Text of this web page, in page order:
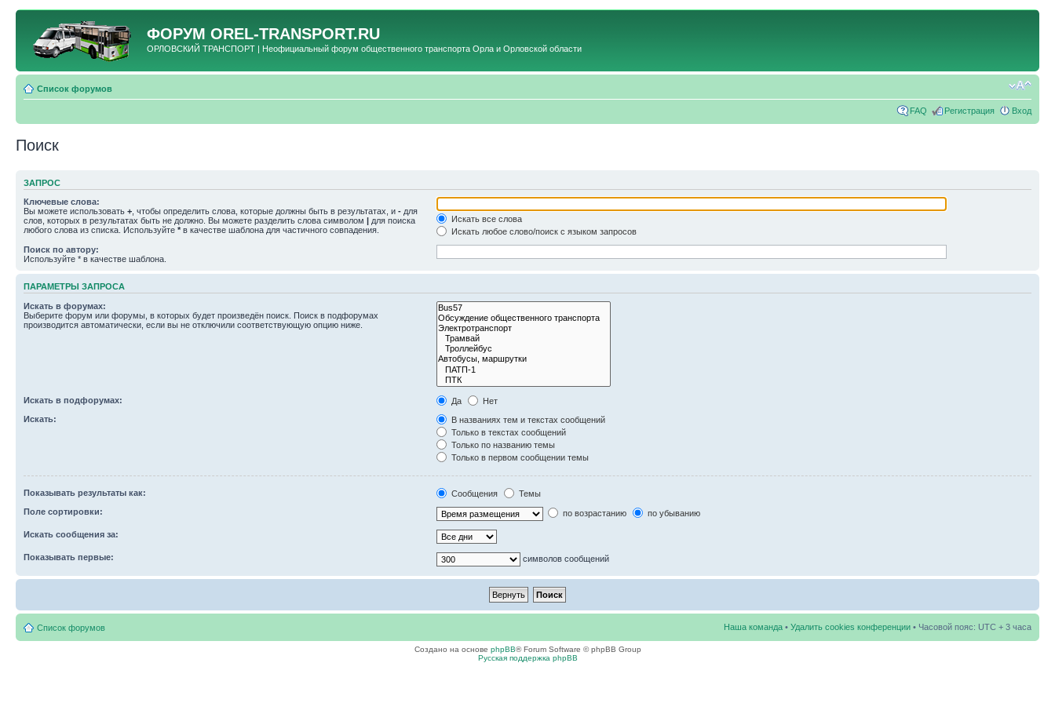
ФОРУМ OREL-TRANSPORT.RU
ОРЛОВСКИЙ ТРАНСПОРТ | Неофициальный форум общественного транспорта Орла и Орловской области
Список форумов
FAQ Регистрация Вход
Поиск
ЗАПРОС
Ключевые слова:
Вы можете использовать + , чтобы определить слова, которые должны быть в результатах, и - для
слов, которых в результатах быть не должно. Вы можете разделить слова символом | для поиска
любого слова из списка. Используйте * в качестве шаблона для частичного совпадения.
Искать все слова
Искать любое слово/поиск с языком запросов
Поиск по автору:
Используйте * в качестве шаблона.
ПАРАМЕТРЫ ЗАПРОСА
Искать в форумах:
Выберите форум или форумы, в которых будет произведён поиск. Поиск в подфорумах
производится автоматически, если вы не отключили соответствующую опцию ниже.
Искать в подфорумах: Да
Нет
Искать:
В названиях тем и текстах сообщений
Только в текстах сообщений
Только по названию темы
Только в первом сообщении темы
Показывать результаты как: Сообщения
Темы
Поле сортировки:
по возрастанию по убыванию
Искать сообщения за:
Показывать первые: символов сообщений
Список форумов Наша команда • Удалить cookies конференции • Часовой пояс: UTC + 3 часа
Создано на основе phpBB® Forum Software © phpBB Group
Русская поддержка phpBB